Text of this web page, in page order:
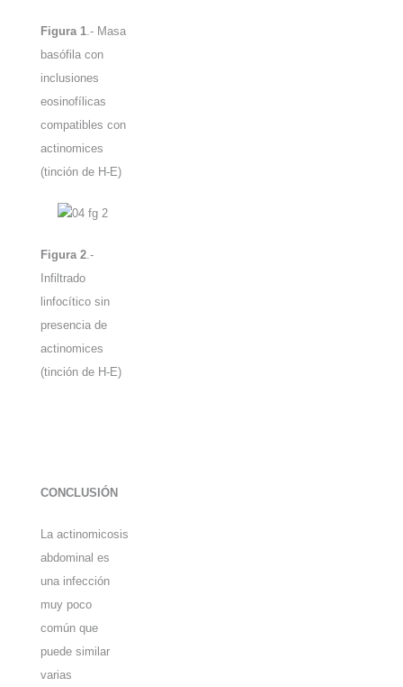
Figura 1 .- Masa
basófila con
inclusiones
eosinofílicas
compatibles con
actinomices
(tinción de H-E)
Figura 2.-
Infiltrado
linfocítico sin
presencia de
actinomices
(tinción de H-E)
CONCLUSIÓN
La actinomicosis
abdominal es
una infección
muy poco
común que
puede similar
varias